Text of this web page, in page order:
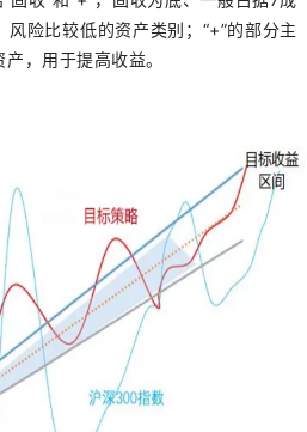
险比较低的资产类别；“+”的部分主
，用于提高收益。